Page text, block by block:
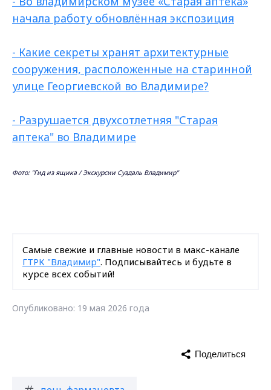
начала работу обновлённая экспозиция
- Какие секреты хранят архитектурные
сооружения, расположенные на старинной
улице Георгиевской во Владимире?
- Разрушается двухсотлетняя "Старая
аптека" во Владимире
Фото: "Гид из ящика / Экскурсии Суздаль Владимир"
Самые свежие и главные новости в макс-канале
ГТРК "Владимир". Подписывайтесь и будьте в
курсе всех событий!
Опубликовано: 19 мая 2026 года
Поделиться